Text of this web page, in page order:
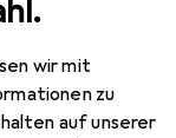
wir mit
zu
auf unserer